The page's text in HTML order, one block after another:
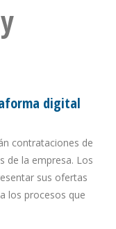
digital
contrataciones de
de la empresa. Los
sus ofertas
los procesos que